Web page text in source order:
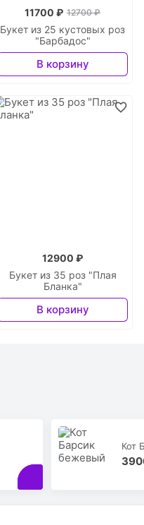
Букет из 25 кустовых роз
"Барбадос"
11700 ₽ 12700 ₽
В корзину
Букет из 35 роз "Плая
Бланка"
12900 ₽
В корзину
Кот